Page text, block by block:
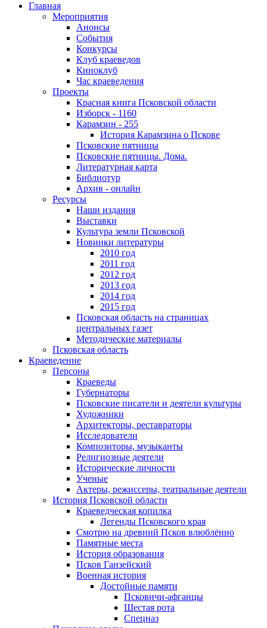
Главная
Мероприятия
Анонсы
События
Конкурсы
Клуб краеведов
Киноклуб
Час краеведения
Проекты
Красная книга Псковской области
Изборск - 1160
Карамзин - 255
История Карамзина о Пскове
Псковские пятницы
Псковские пятницы. Дома.
Литературная карта
Библиотур
Архив - онлайн
Ресурсы
Наши издания
Выставки
Культура земли Псковской
Новинки литературы
2010 год
2011 год
2012 год
2013 год
2014 год
2015 год
Псковская область на страницах
центральных газет
Методические материалы
Псковская область
Краеведение
Персоны
Краеведы
Губернаторы
Псковские писатели и деятели культуры
Художники
Архитекторы, реставраторы
Исследователи
Композиторы, музыканты
Религиозные деятели
Исторические личности
Ученые
Актеры, режиссеры, театральные деятели
История Псковской области
Краеведческая копилка
Легенды Псковского края
Смотрю на древний Псков влюблённо
Памятные места
История образования
Псков Ганзейский
Военная история
Достойные памяти
Псковичи-афганцы
Шестая рота
Спецназ